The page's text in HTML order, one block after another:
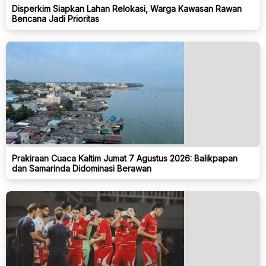
Disperkim Siapkan Lahan Relokasi, Warga Kawasan Rawan
Bencana Jadi Prioritas
Prakiraan Cuaca Kaltim Jumat 7 Agustus 2026: Balikpapan
dan Samarinda Didominasi Berawan